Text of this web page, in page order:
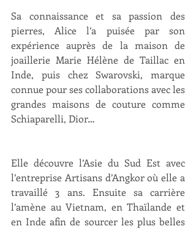
Sa connaissance et sa passion des
pierres, Alice l’a puisée par son
expérience auprès de la maison de
joaillerie Marie Hélène de Taillac en
Inde, puis chez Swarovski, marque
connue pour ses collaborations avec les
grandes maisons de couture comme
Schiaparelli, Dior…
Elle découvre l’Asie du Sud Est avec
l’entreprise Artisans d’Angkor où elle a
travaillé 3 ans. Ensuite sa carrière
l’amène au Vietnam, en Thaïlande et
en Inde afin de sourcer les plus belles